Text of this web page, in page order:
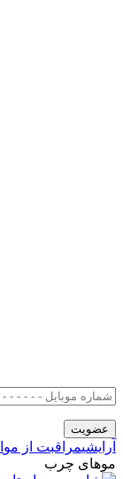
آرایشیمراقبت از مو
موهای چرب